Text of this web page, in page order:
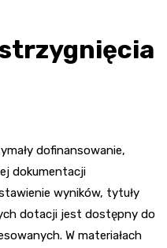
dofinansowanie,
dokumentacji
wyników, tytuły
dotacji jest dostępny do
W materiałach